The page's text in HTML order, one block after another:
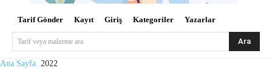
Tarif Gönder Kayıt Giriş Kategoriler Yazarlar
Tarif veya malzeme ara Ara
Ana Sayfa 2022